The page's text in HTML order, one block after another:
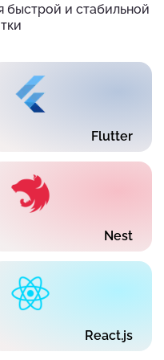
быстрой и стабильной
Flutter
Nest
React.js